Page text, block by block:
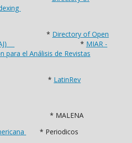
Directory of Open
* MIAR -
para el Análisis de Revistas
LatinRev
* Periodicos